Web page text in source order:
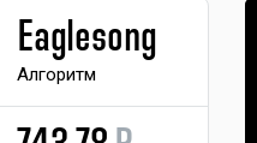
Eaglesong
Алгоритм